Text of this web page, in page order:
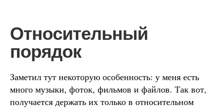
Относительный
порядок
Заметил тут некоторую особенность: у меня есть
много музыки, фоток, фильмов и файлов. Так вот,
получается держать их только в относительном